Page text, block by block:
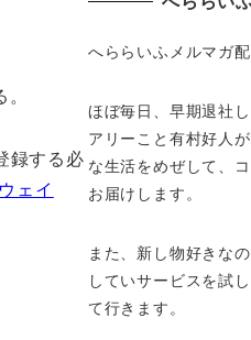
録する必
ェイ
へららいふメルマガ配
ほぼ毎日、早期退社
アリーこと有村好人
な生活をめぜして、
お届けします。
また、新し物好きな
していサービスを試
て行きます。